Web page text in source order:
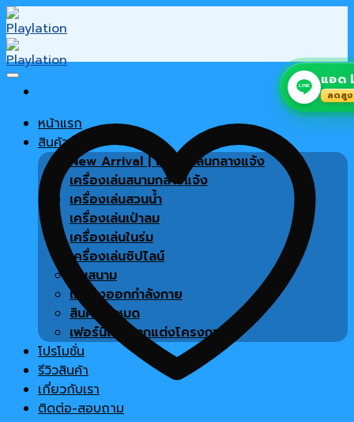
Skip
to
content
หน้าแรก
สินค้า
New Arrival | เครื่องเล่นกลางแจ้ง
เครื่องเล่นสนามกลางแจ้ง
เครื่องเล่นสวนน้ำ
เครื่องเล่นเป่าลม
เครื่องเล่นในร่ม
เครื่องเล่นซิปไลน์
พื้นสนาม
เครื่องออกกำลังกาย
สินค้าทั้งหมด
เฟอร์นิเจอร์ตกแต่งโครงการ
โปรโมชั่น
รีวิวสินค้า
เกี่ยวกับเรา
ติดต่อ-สอบถาม
LINE แอด
ลดสู